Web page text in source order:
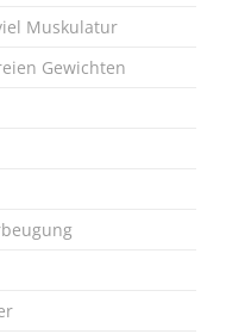
Muskulatur
Gewichten